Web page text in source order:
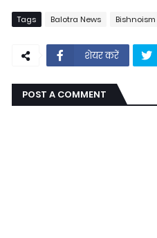
Tags Balotra News Bishnoism
शेयर करें
POST A COMMENT